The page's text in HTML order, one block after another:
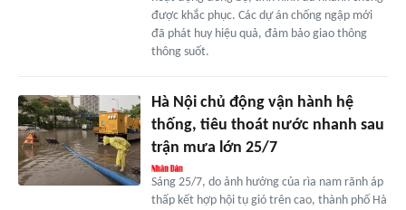
được khắc phục. Các dự án chống ngập mới
đã phát huy hiệu quả, đảm bảo giao thông
thông suốt.
Hà Nội chủ động vận hành hệ
thống, tiêu thoát nước nhanh sau
trận mưa lớn 25/7
Sáng 25/7, do ảnh hưởng của rìa nam rãnh áp
thấp kết hợp hội tụ gió trên cao, thành phố Hà